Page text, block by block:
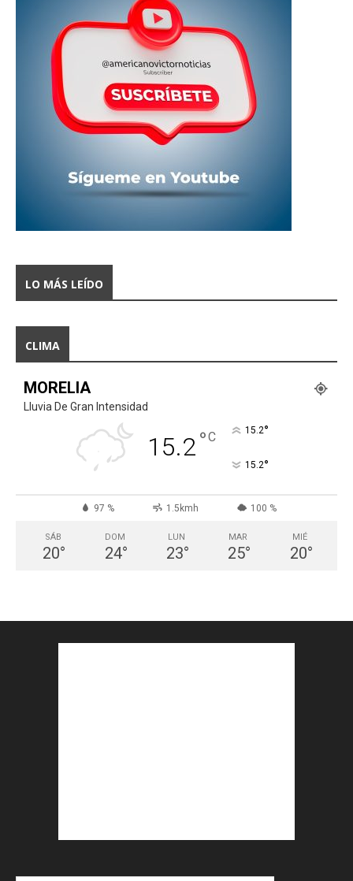
LO MÁS LEÍDO
CLIMA
MORELIA
Lluvia De Gran Intensidad
15.2°C 15.2°
15.2°
97 % 1.5kmh 100 %
SÁB
20°
DOM
24°
LUN
23°
MAR
25°
MIÉ
20°